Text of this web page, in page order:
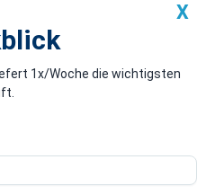
X
1x/Woche die wichtigsten